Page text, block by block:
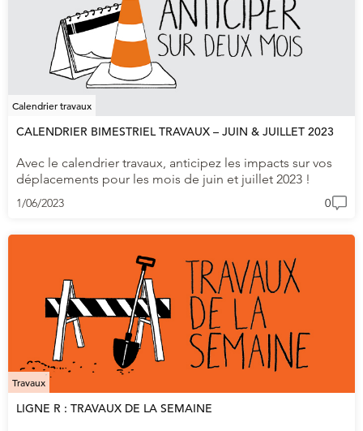
Calendrier travaux
CALENDRIER BIMESTRIEL TRAVAUX – JUIN & JUILLET 2023
Avec le calendrier travaux, anticipez les impacts sur vos
déplacements pour les mois de juin et juillet 2023 !
1/06/2023 0
Travaux
LIGNE R : TRAVAUX DE LA SEMAINE